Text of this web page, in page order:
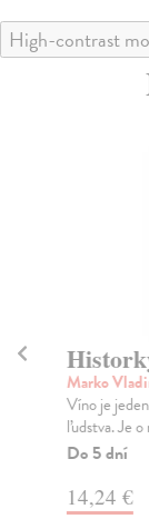
High-contrast
Marko
Víno je
ľudstva. Je
Do 5 dní
14,24 €